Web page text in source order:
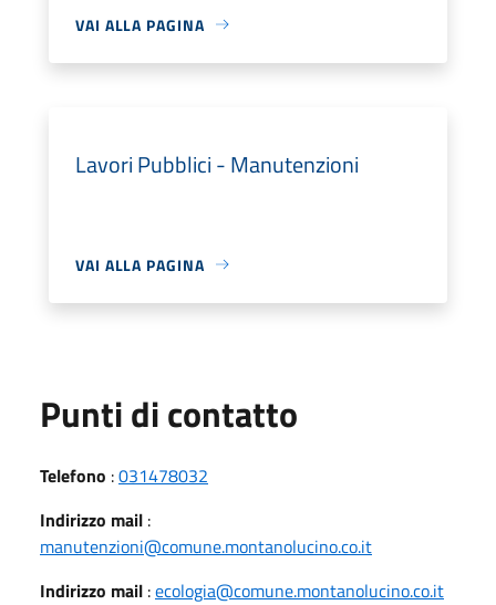
VAI ALLA PAGINA
Lavori Pubblici - Manutenzioni
VAI ALLA PAGINA
Punti di contatto
Telefono :031478032
Indirizzo mail :
manutenzioni@comune.montanolucino.co.it
Indirizzo mail :ecologia@comune.montanolucino.co.it